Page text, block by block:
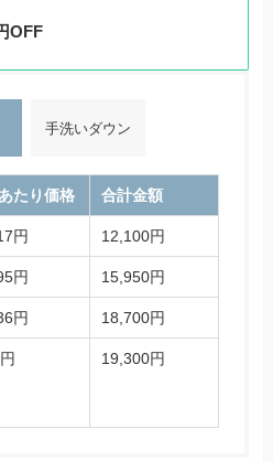
OFF
手洗いダウン
たり価格 合計金額
円 12,100円
円 15,950円
円 18,700円
19,300円